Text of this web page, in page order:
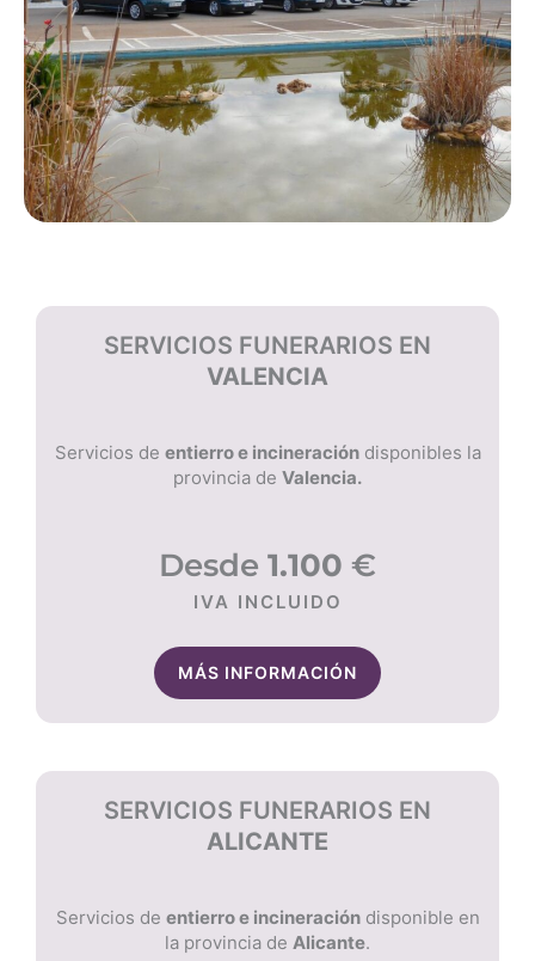
SERVICIOS FUNERARIOS EN
VALENCIA
Servicios de entierro e incineracióndisponibles la
provincia de Valencia.
Desde 1.100 €
IVA INCLUIDO
MÁS INFORMACIÓN
SERVICIOS FUNERARIOS EN
ALICANTE
Servicios de entierro e incineracióndisponible en
la provincia de Alicante.